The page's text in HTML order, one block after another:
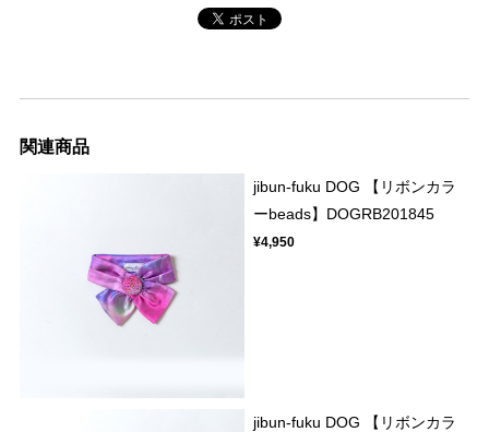
関連商品
jibun-fuku DOG 【リボンカラ
ーbeads】DOGRB201845
¥4,950
jibun-fuku DOG 【リボンカラ